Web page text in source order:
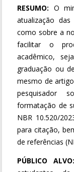
RESUMO: O
atualização
como sobre a
facilitar o
acadêmico,
graduação ou
mesmo de
pesquisador
formatação de
NBR 10.520/
para citação,
de referências
PÚBLICO ALVO: